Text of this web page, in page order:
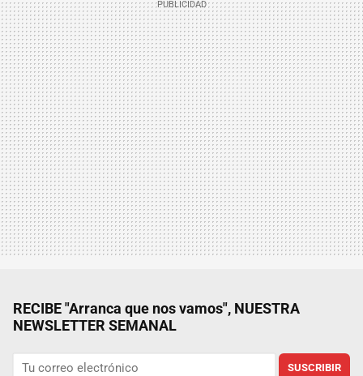
RECIBE "Arranca que nos vamos", NUESTRA
NEWSLETTER SEMANAL
SUSCRIBIR